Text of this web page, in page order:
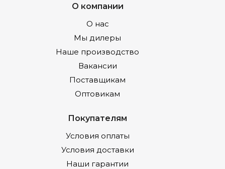
О компании
О нас
Мы дилеры
Наше производство
Вакансии
Поставщикам
Оптовикам
Покупателям
Условия оплаты
Условия доставки
Наши гарантии